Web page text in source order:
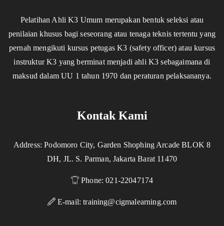
Pelatihan Ahli K3 Umum merupakan bentuk seleksi atau
penilaian khusus bagi seseorang atau tenaga teknis tertentu yang
pernah mengikuti kursus petugas K3 (safety officer) atau kursus
instruktur K3 yang berminat menjadi ahli K3 sebagaimana di
maksud dalam UU 1 tahun 1970 dan peraturan pelaksananya.
Kontak Kami
Address: Podomoro City, Garden Shophing Arcade BLOK 8
DH, JL. S. Parman, Jakarta Barat 11470
Phone: 021-22047174
E-mail:training@cigmalearning.com